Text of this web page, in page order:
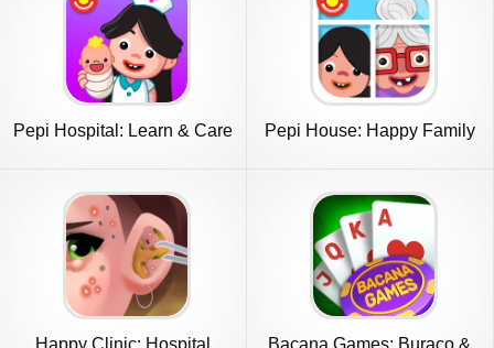
Pepi Hospital: Learn & Care Pepi House: Happy Family
Happy Clinic: Hospital Bacana Games: Buraco &